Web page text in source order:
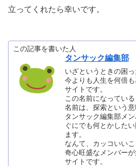
立ってくれたら幸いです。
この記事を書いた人
タンサック編集部
いざというときの困
今よりも人生を何倍
サイトです。
この名前になってい
名前は、探索という意
タンサック編集部メ
ぐにでも何とかした
ます。
なんて、カッコいい
奇心旺盛なメンバー
サイトです。